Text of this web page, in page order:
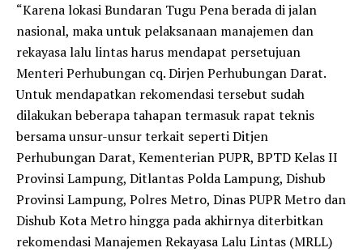
“Karena lokasi Bundaran Tugu Pena berada di jalan
nasional, maka untuk pelaksanaan manajemen dan
rekayasa lalu lintas harus mendapat persetujuan
Menteri Perhubungan cq. Dirjen Perhubungan Darat.
Untuk mendapatkan rekomendasi tersebut sudah
dilakukan beberapa tahapan termasuk rapat teknis
bersama unsur-unsur terkait seperti Ditjen
Perhubungan Darat, Kementerian PUPR, BPTD Kelas II
Provinsi Lampung, Ditlantas Polda Lampung, Dishub
Provinsi Lampung, Polres Metro, Dinas PUPR Metro dan
Dishub Kota Metro hingga pada akhirnya diterbitkan
rekomendasi Manajemen Rekayasa Lalu Lintas (MRLL)